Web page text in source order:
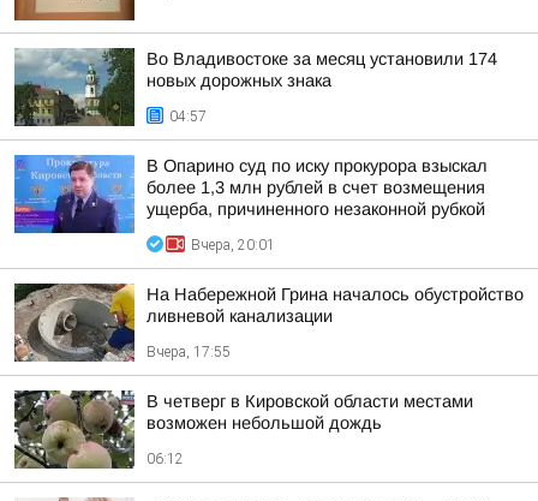
Во Владивостоке за месяц установили 174
новых дорожных знака
04:57
В Опарино суд по иску прокурора взыскал
более 1,3 млн рублей в счет возмещения
ущерба, причиненного незаконной рубкой
Вчера, 20:01
На Набережной Грина началось обустройство
ливневой канализации
Вчера, 17:55
В четверг в Кировской области местами
возможен небольшой дождь
06:12